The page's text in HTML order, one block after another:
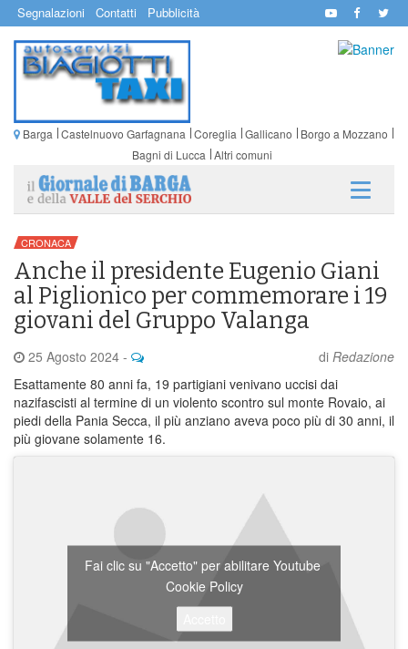
Segnalazioni Contatti Pubblicità
Barga Castelnuovo Garfagnana Coreglia Gallicano
Borgo a Mozzano
Bagni di Lucca Altri comuni
CRONACA
Anche il presidente Eugenio Giani
al Piglionico per commemorare i 19
giovani del Gruppo Valanga
25 Agosto 2024 - di Redazione
Esattamente 80 anni fa, 19 partigiani venivano uccisi dai
nazifascisti al termine di un violento scontro sul monte Rovaio, ai
piedi della Pania Secca, il più anziano aveva poco più di 30 anni, il
più giovane solamente 16.
Fai clic su "Accetto" per abilitare Youtube
Cookie Policy